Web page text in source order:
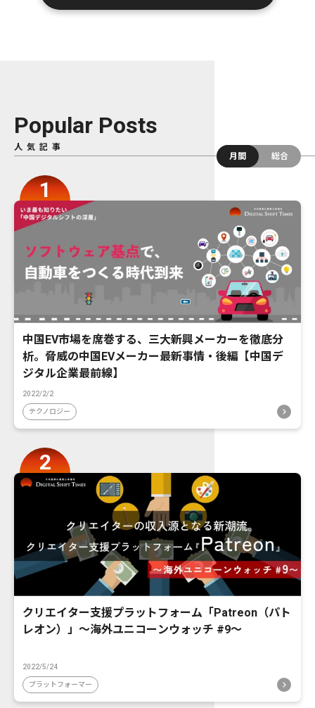
Popular Posts
人気記事
月間
総合
中国EV市場を席巻する、三大新興メーカーを徹底分
析。脅威の中国EVメーカー最新事情・後編【中国デ
ジタル企業最前線】
2022/2/2
テクノロジー
クリエイター支援プラットフォーム「Patreon（パト
レオン）」〜海外ユニコーンウォッチ #9〜
2022/5/24
プラットフォーマー